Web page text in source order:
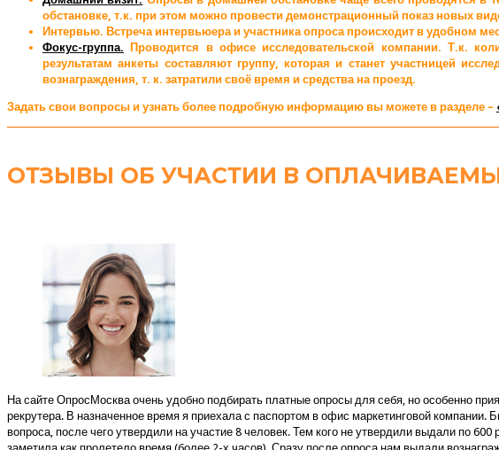
обстановке, т.к. при этом можно провести демонстрационный показ новых
Интервью. Встреча интервьюера и участника опроса происходит в удобном
Фокус-группа. Проводится в офисе исследовательской компании. Т.к.
результатам анкеты составляют группу, которая и станет участницей
вознаграждения, т. к. затратили своё время и средства на проезд.
Задать свои вопросы и узнать более подробную информацию вы можете в разделе –
ОТЗЫВЫ ОБ УЧАСТИИ В
На сайте ОпросМосква очень удобно подбирать платные опросы для себя, но особенно
рекрутера. В назначенное время я приехала с паспортом в офис маркетинговой
вопроса, после чего утвердили на участие 8 человек. Тем кого не утвердили выдали по